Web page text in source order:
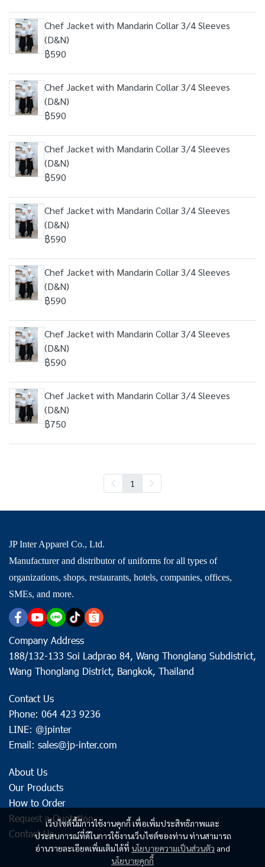
Chef Jacket with Mandarin Collar 3/4 Sleeves
(D&N)
฿590
Chef Jacket with Mandarin Collar 3/4 Sleeves
(D&N)
฿590
Chef Jacket with Mandarin Collar 3/4 Sleeves
(D&N)
฿590
Chef Jacket with Mandarin Collar 3/4 Sleeves
(D&N)
฿590
Chef Jacket with Mandarin Collar 3/4 Sleeves
(D&N)
฿590
Chef Jacket with Mandarin Collar 3/4 Sleeves
(D&N)
฿590
Chef Jacket with Mandarin Collar 3/4 Sleeves
(D&N)
฿750
1
เว็บไซต์นี้มีการใช้งานคุกกี้ เพื่อเพิ่มประสิทธิภาพและ
ประสบการณ์ที่ดีในการใช้งานเว็บไซต์ของท่าน ท่านสามารถ
อ่านรายละเอียดเพิ่มเติมได้ที่ นโยบายความเป็นส่วนตัว and
นโยบายคุกกี้
JP Inter Apparel Co., Ltd.
Manufacturer and distributor of uniforms for all types of
organizations, shops, restaurants, hotels, companies, offices,
SMEs, and more.
Company Address
188/132-133 Soi Ladprao 84, Wang Thonglang Subdistrict,
Wang Thonglang District, Bangkok, Thailand
Contact Us
Phone: 064 423 9236
LINE: @jpinter
Email: sales@jp-inter.com
About Us
Our Products
How to Order
Request a Quotation
Contact Us